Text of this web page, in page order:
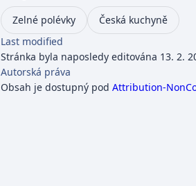
Zelné polévky
Česká kuchyně
Last modified
Stránka byla naposledy editována 13. 2.
Autorská práva
Obsah je dostupný pod Attribution-